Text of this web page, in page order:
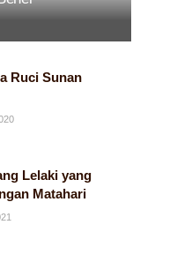
Ruci Sunan
Lelaki yang
Matahari